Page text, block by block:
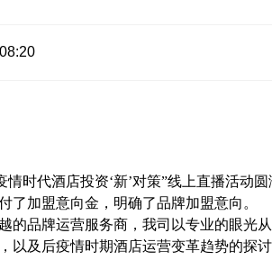
情时代酒店投资‘新’对策”线上直播活动圆
了加盟意向金 ， 明确了品牌加盟意向 。
的品牌运营服务商，我司 以专业的眼光从
以及后疫情时期酒店运营变革趋势的探讨